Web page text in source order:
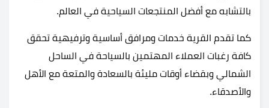
بالتشابه مع أفضل المنتجعات السياحية في العالم.
كما تقدم القرية خدمات ومرافق أساسية وترفيهية تحقق
كافة رغبات العملاء المهتمين بالسياحة في الساحل
الشمالي وبقضاء أوقات مليئة بالسعادة والمتعة مع الأهل
والأصدقاء.